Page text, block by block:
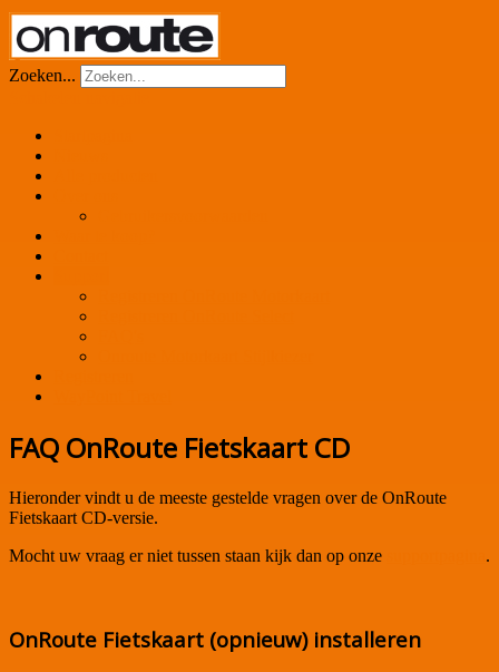
Zoeken...
FAQ OnRoute Fietskaart CD
Hieronder vindt u de meeste gestelde vragen over de OnRoute
Fietskaart CD-versie.
Mocht uw vraag er niet tussen staan kijk dan op onze
.
OnRoute Fietskaart (opnieuw) installeren